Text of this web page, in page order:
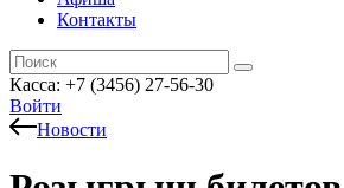
Контакты
Касса: +7 (3456) 27-56-30
Войти
Новости